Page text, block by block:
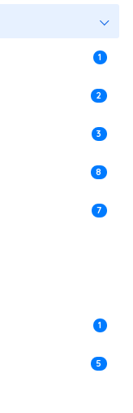
1
2
3
8
7
1
5